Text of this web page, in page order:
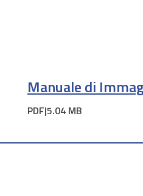
Manuale di
PDF|5.04 MB